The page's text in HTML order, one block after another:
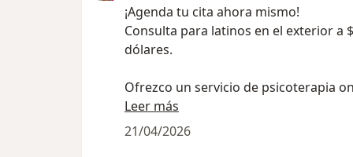
¡Agenda tu cita ahora mismo!
Consulta para latinos en el exterior a
dólares.
Ofrezco un servicio de psicoterapia
dirigido a personas que viven fuera de
de origen y desean contar con un
Leer más
21/04/2026